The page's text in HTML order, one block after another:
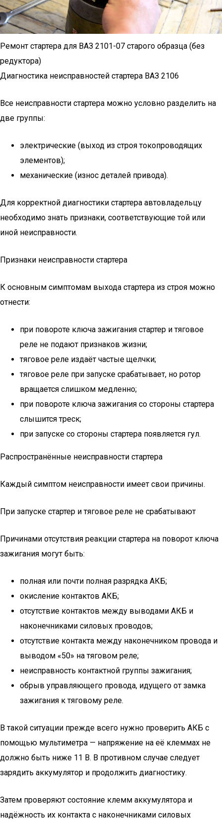
Ремонт стартера для ВАЗ 2101-07 старого образца (без
редуктора)
Диагностика неисправностей стартера ВАЗ 2106
Все неисправности стартера можно условно разделить на
две группы:
электрические (выход из строя токопроводящих
элементов);
механические (износ деталей привода).
Для корректной диагностики стартера автовладельцу
необходимо знать признаки, соответствующие той или
иной неисправности.
Признаки неисправности стартера
К основным симптомам выхода стартера из строя можно
отнести:
при повороте ключа зажигания стартер и тяговое
реле не подают признаков жизни;
тяговое реле издаёт частые щелчки;
тяговое реле при запуске срабатывает, но ротор
вращается слишком медленно;
при повороте ключа зажигания со стороны стартера
слышится треск;
при запуске со стороны стартера появляется гул.
Распространённые неисправности стартера
Каждый симптом неисправности имеет свои причины.
При запуске стартер и тяговое реле не срабатывают
Причинами отсутствия реакции стартера на поворот ключа
зажигания могут быть:
полная или почти полная разрядка АКБ;
окисление контактов АКБ;
отсутствие контактов между выводами АКБ и
наконечниками силовых проводов;
отсутствие контакта между наконечником провода и
выводом «50» на тяговом реле;
неисправность контактной группы зажигания;
обрыв управляющего провода, идущего от замка
зажигания к тяговому реле.
В такой ситуации прежде всего нужно проверить АКБ с
помощью мультиметра — напряжение на её клеммах не
должно быть ниже 11 В. В противном случае следует
зарядить аккумулятор и продолжить диагностику.
Затем проверяют состояние клемм аккумулятора и
надёжность их контакта с наконечниками силовых